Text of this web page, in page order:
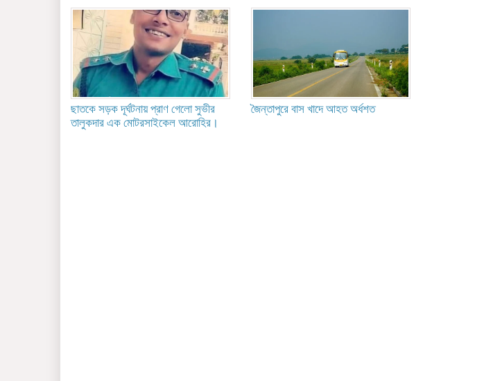
ছাতকে সড়ক দূর্ঘটনায় প্রাণ গেলো সুভীর
তালুকদার এক মোটরসাইকেল আরোহির।
জৈন্তাপুরে বাস খাদে আহত অর্ধশত